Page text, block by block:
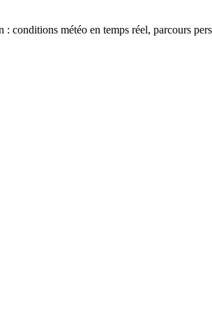
météo en temps réel, parcours